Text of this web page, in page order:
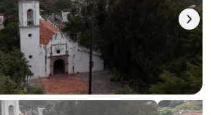
chevron_right